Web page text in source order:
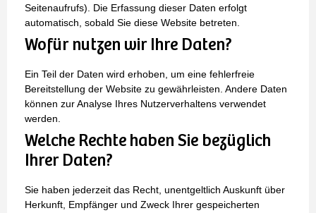
Seitenaufrufs). Die Erfassung dieser Daten erfolgt
automatisch, sobald Sie diese Website betreten.
Wofür nutzen wir Ihre Daten?
Ein Teil der Daten wird erhoben, um eine fehlerfreie
Bereitstellung der Website zu gewährleisten. Andere Daten
können zur Analyse Ihres Nutzerverhaltens verwendet
werden.
Welche Rechte haben Sie bezüglich
Ihrer Daten?
Sie haben jederzeit das Recht, unentgeltlich Auskunft über
Herkunft, Empfänger und Zweck Ihrer gespeicherten